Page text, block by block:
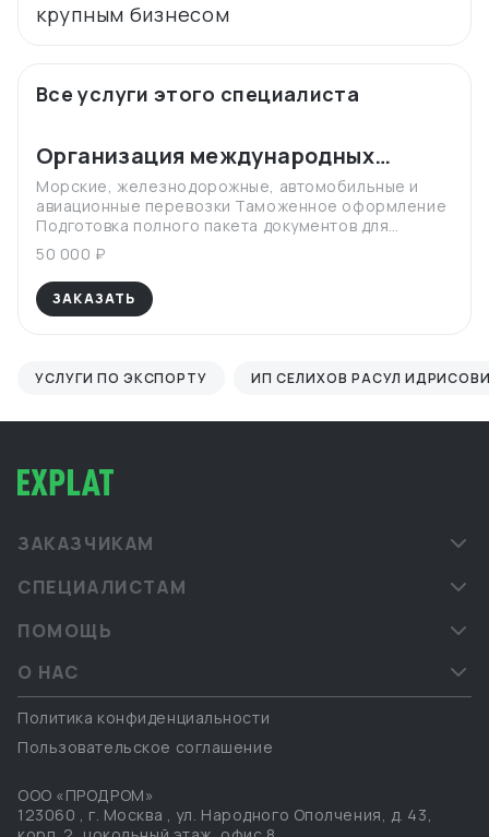
Все услуги этого специалиста
Организация международных
поставок
Морские, железнодорожные, автомобильные и
авиационные перевозки Таможенное оформление
Подготовка полного пакета документов для
импорта Классификация товаров по ТН ВЭД Расчёт
таможенных платежей (пошлины, НДС, сборы)
Взаимодействие с таможенными представителями
и контроль выпуска грузов Контракты ВЭД,
инвойсы, упаковочные листы
50 000 ₽
ЗАКАЗАТЬ
УСЛУГИ ПО ЭКСПОРТУ ИП СЕЛИХОВ РАСУЛ
ЗАКАЗЧИКАМ
СПЕЦИАЛИСТАМ
ПОМОЩЬ
О НАС
Политика конфиденциальности
Пользовательское соглашение
ООО «ПРОДРОМ»
123060 , г. Москва , ул. Народного Ополчения, д. 43,